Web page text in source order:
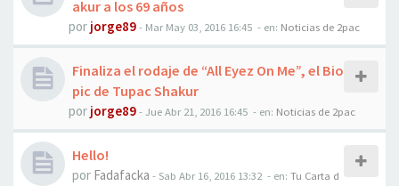
akur a los 69 años
por jorge89- Mar May 03, 2016 16:45 - en: Noticias de 2pac
Finaliza el rodaje de “All Eyez On Me”, el Bio
pic de Tupac Shakur
por jorge89-Jue Abr 21, 2016 16:45 - en: Noticias de 2pac
Hello!
por Fadafacka - Sab Abr 16, 2016 13:32 - en: Tu Carta d